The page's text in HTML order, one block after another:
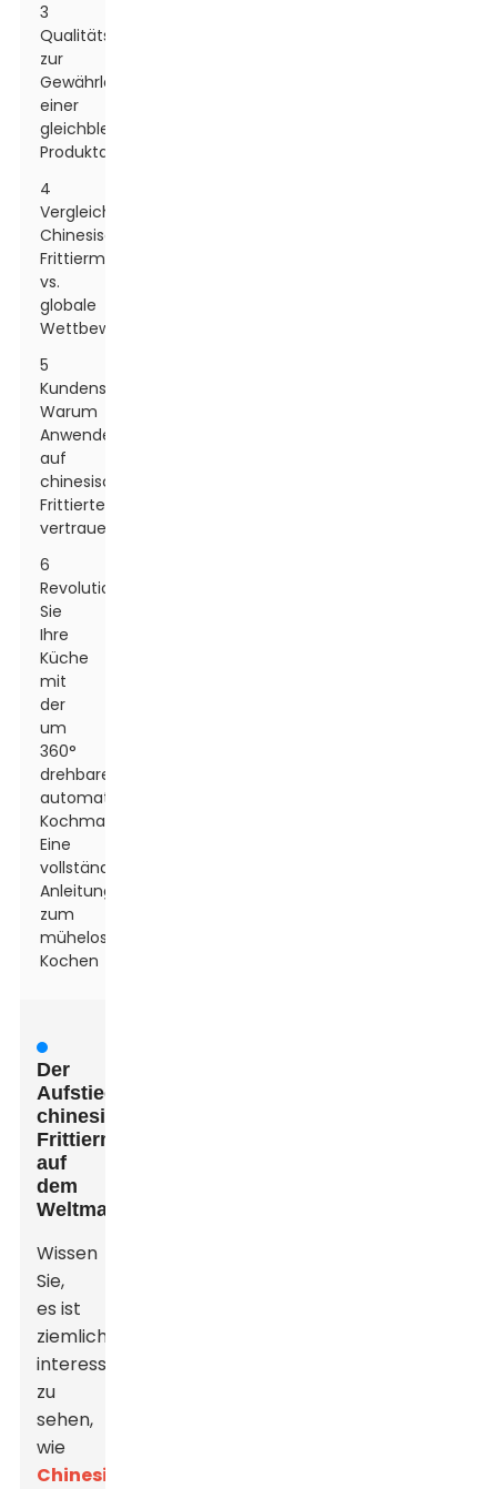
3
Qualitätssicherungspraktiken
zur
Gewährleistung
einer
gleichbleibenden
Produktqualität
4
Vergleichsanalyse:
Chinesische
Frittiermaschinen
vs.
globale
Wettbewerber
5
Kundenstimmen:
Warum
Anwender
auf
chinesische
Frittiertechnik
vertrauen
6
Revolutionieren
Sie
Ihre
Küche
mit
der
um
360°
drehbaren
automatischen
Kochmaschine:
Eine
vollständige
Anleitung
zum
mühelosen
Kochen
Der
Aufstieg
chinesischer
Frittiermaschinen
auf
dem
Weltmarkt
Wissen
Sie,
es ist
ziemlich
interessant
zu
sehen,
wie
Chinesische